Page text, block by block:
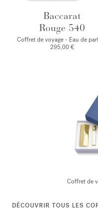
Baccarat
Rouge 540
Coffret de voyage - Eau de
295,00 €
Coffret de
DÉCOUVRIR TOUS LES